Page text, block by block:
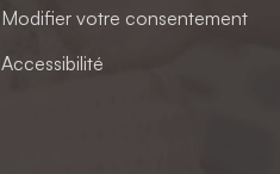
Modifier votre consentement
Accessibilité